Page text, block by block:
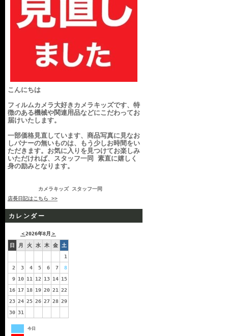
こんにちは
フィルムカメラ大好きカメラキッズです、特
徴のある機械や関連用品などにこだわってお
届けいたします。
一部価格見直しています、商品写真に見なお
しバナーの無いものは、もう少しお時間をい
ただきます。お気に入りを見つけてお楽しみ
いただければ、スタッフ一同 素直に嬉しく
身の励みとなります。
カメラキッズ スタッフ一同
店長日記はこちら >>
カレンダー
＜2026年8月 ＞
日 月 火 水 木 金
土
1
2
3 4 5 6 7
8
9 10 11 12 13 14 15
16 17 18 19 20 21
22
23 24 25 26 27 28 29
30 31
今日